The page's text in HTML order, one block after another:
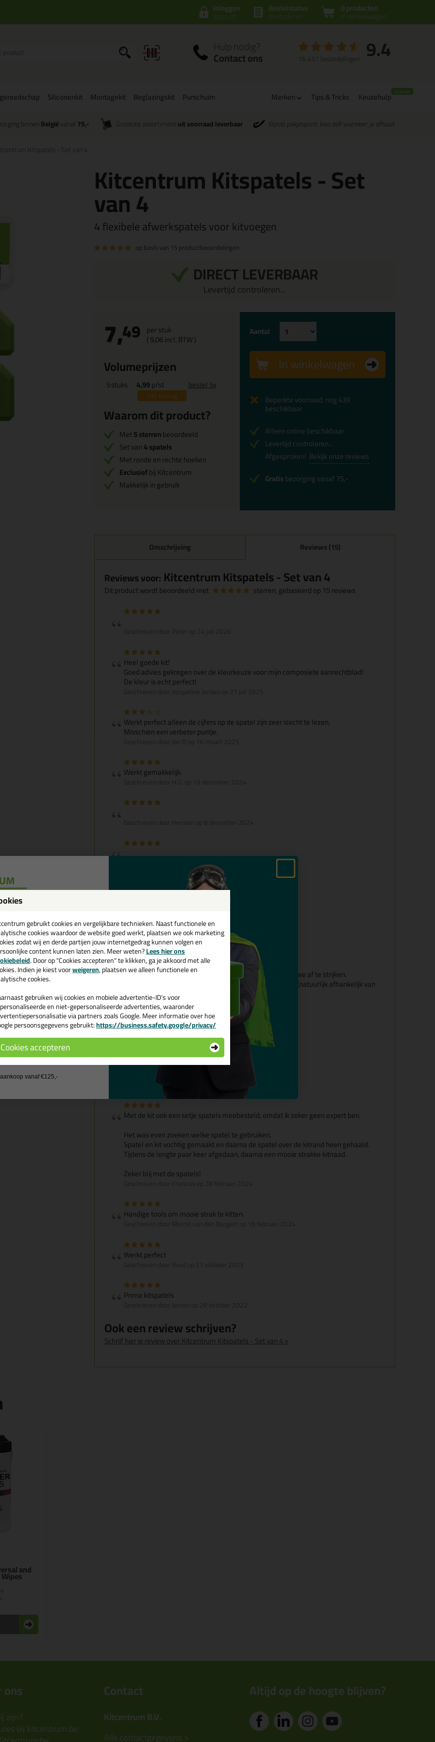
0 producten
in winkelwagen
Bestelstatus
controleren
Inloggen
account
Hulp nodig?
Contact ons 9.4
16.431 beoordelingen
Siliconenkit Montagekit Beglazingskit Purschuim Merken Tips & Tricks Keuzehulp
binnenBelgiëvanaf 75,- Grootste assortiment uit voorraad leverbaar Bpost pakjespunt: kies zelf wanneer je afhaalt
Kitspatels - Set van 4
Kitcentrum Kitspatels - Set
van 4
4 flexibele afwerkspatels voor kitvoegen
op basis van 15 productbeoordelingen
DIRECT LEVERBAAR
Levertijd controleren...
7,49 per stuk
(9,06incl. BTW )
Volumeprijzen
5stuks 4,99p/st
33%korting
bestel 5x
Waarom dit product?
Met5 sterrenbeoordeeld
Set van4 spatels
Met ronde en rechte hoeken
Exclusiefbij Kitcentrum
Makkelijk in gebruik
Aantal
In winkelwagen
Beperkte voorraad, nog 439
beschikbaar
Alleen online beschikbaar
Levertijd controleren...
Afgesproken! Bekijk onze reviews
Gratisbezorging vanaf 75,-
Omschrijving Reviews (15)
Reviews voor: Kitcentrum Kitspatels - Set van 4
Dit product wordt beoordeeld met sterren, gebaseerd op 15reviews
Heel goede kit!
Goed advies gekregen over de kleurkeuze voor mijn composiete aanrechtblad!
De kleur is echt perfect!
Werkt perfect alleen de cijfers op de spatel zijn zeer slecht te lezen.
Misschien een verbeter puntje.
Werkt gemakkelijk.
Geschreven door Daniel op 4 december 2024
Fijne spatels, voor elke voeg een geschikte.
Geschreven door BJP op 22 november 2024
Super handig met verschillende hoeken en grote’s
Geschreven door Sjoerd Poelstra op 20 oktober 2024
Prima spateltjes om kitwerk dat in het zicht komt mooi mee af te strijken.
Groot genoeg om de weggeschraapte kit vast te houden (natuurlijk afhankelijk van
strook lengte en hoeveel er gespoten was).
Geschreven door Kitkanjer op 9 oktober 2024
Handig simpel en doet wat het moet doen
Geschreven door John E op 18 september 2024
Geweldig product voor afkitten
Geschreven door Eric op 9 juni 2024
Met de kit ook een setje spatels meebesteld, omdat ik zeker geen expert ben.
Het was even zoeken welke spatel te gebruiken.
Spatel en kit vochtig gemaakt en daarna de spatel over de kitrand heen gehaald.
Tijdens de lengte paar keer afgedaan, daarna een mooie strakke kitnaad.
Zeker blij met de spatels!
Handige tools om mooie strak te kitten.
Werkt perfect
Prima kitspatels
Ook een review schrijven?
Schrijf hier je review over Kitcentrum Kitspatels - Set van 4 >
and
ons
zijn?
bij kitcentrum.be
Contact
Kitcentrum B.V.
Alle contactgegevens >
Altijd op de hoogte blijven?
gebruikt cookies en vergelijkbare technieken. Naast functionele en
cookies waardoor de website goed werkt, plaatsen we ook marketing
zodat wij en derde partijen jouw internetgedrag kunnen volgen en
content kunnen laten zien. Meer weten?Lees hier ons
. Door op "Cookies accepteren" te klikken, ga je akkoord met alle
Indien je kiest voorweigeren, plaatsen we alleen functionele en
cookies.
gebruiken wij cookies en mobiele advertentie-ID’s voor
en niet-gepersonaliseerde advertenties, waaronder
via partners zoals Google. Meer informatie over hoe
persoonsgegevens gebruikt:https://business.safety.google/privacy/
Cookies accepteren
💚
en ontvang een
€35,-bij je eerste bestelling!
de actiecode ›
geen cadeau
vanaf €125,-